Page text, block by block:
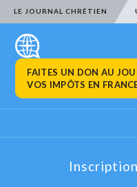
LE JOURNAL CHRÉTIEN
FAITES UN DON AU
VOS IMPÔTS EN